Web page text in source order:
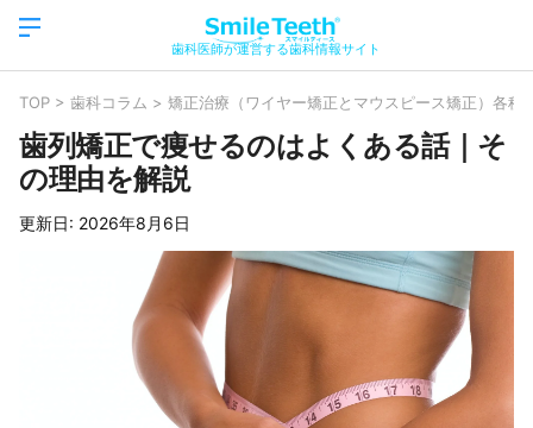
歯科医師が運営する歯科情報サイト
TOP > 歯科コラム > 矯正治療（ワイヤー矯正とマウスピース矯正）各種
歯列矯正で痩せるのはよくある話｜そ
の理由を解説
更新日: 2026年8月6日